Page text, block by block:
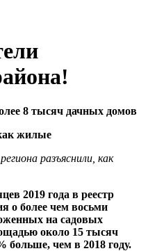
8 тысяч дачных домов
жилые
разъяснили, как
2019 года в реестр
о более чем восьми
на садовых
около 15 тысяч
больше, чем в 2018 году.